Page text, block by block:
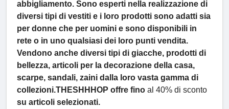
abbigliamento. Sono esperti nella realizzazione di
diversi tipi di vestiti e i loro prodotti sono adatti sia
per donne che per uomini e sono disponibili in
rete o in uno qualsiasi dei loro punti vendita.
Vendono anche diversi tipi di giacche, prodotti di
bellezza, articoli per la decorazione della casa,
scarpe, sandali, zaini dalla loro vasta gamma di
collezioni.THESHHHOP offre fino al 40% di sconto
su articoli selezionati.